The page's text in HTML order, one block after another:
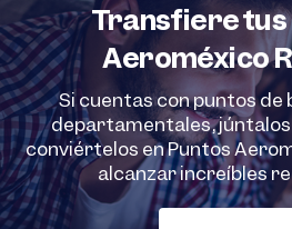
Transfiere tus
Aeroméxico
Si cuentas con puntos de
departamentales, júntalos
conviértelos en Puntos
alcanzar increíbles